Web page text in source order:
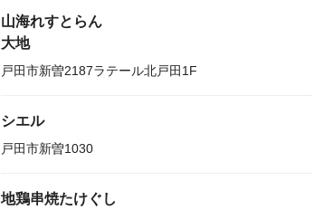
山海れすとらん
大地
戸田市新曽2187ラテール北戸田1F
シエル
戸田市新曽1030
地鶏串焼たけぐし